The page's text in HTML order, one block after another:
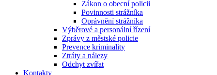
Zákon o obecní policii
Povinnosti strážníka
Oprávnění strážníka
Výběrové a personální řízení
Zprávy z městské policie
Prevence kriminality
Ztráty a nálezy
Odchyt zvířat
Kontakty